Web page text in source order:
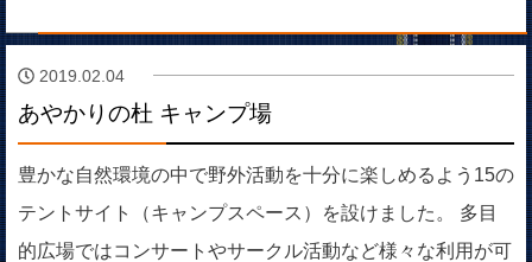
2019.02.04
あやかりの杜 キャンプ場
豊かな自然環境の中で野外活動を十分に楽しめるよう15の
テントサイト（キャンプスペース）を設けました。 多目
的広場ではコンサートやサークル活動など様々な利用が可